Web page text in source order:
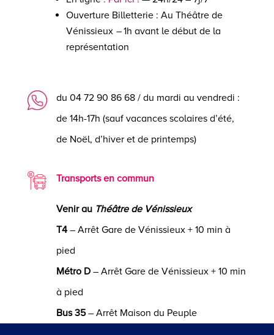
Ouverture Billetterie : Au Théâtre de
Vénissieux –1h avant le début de la
représentation
du 04 72 90 86 68 / du mardi au vendredi :
de 14h-17h (sauf vacances scolaires d’été,
de Noël, d’hiver et de printemps)
Transports en commun
Venir au Théâtre de Vénissieux
T4– Arrêt Gare de Vénissieux + 10 min à
pied
Métro D– Arrêt Gare de Vénissieux + 10 min
à pied
Bus 35– Arrêt Maison du Peuple